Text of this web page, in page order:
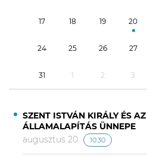
17 18 19 20
24 25 26 27
31 1 2 3
SZENT ISTVÁN KIRÁLY ÉS AZ
ÁLLAMALAPÍTÁS ÜNNEPE
augusztus 20. 10:30